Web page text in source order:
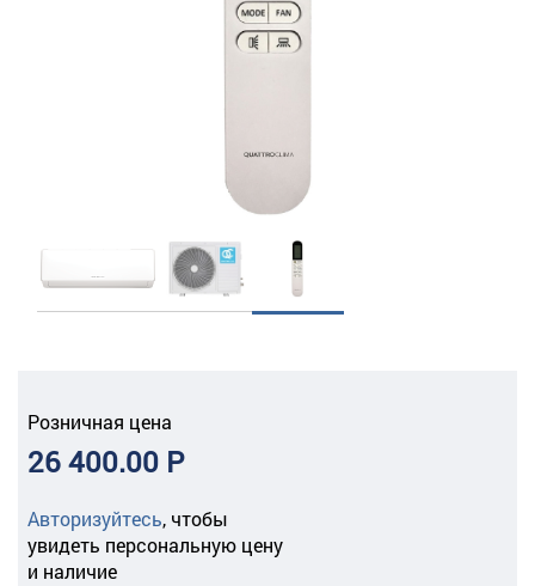
Розничная цена
26 400.00 Р
Авторизуйтесь, чтобы
увидеть персональную цену
и наличие